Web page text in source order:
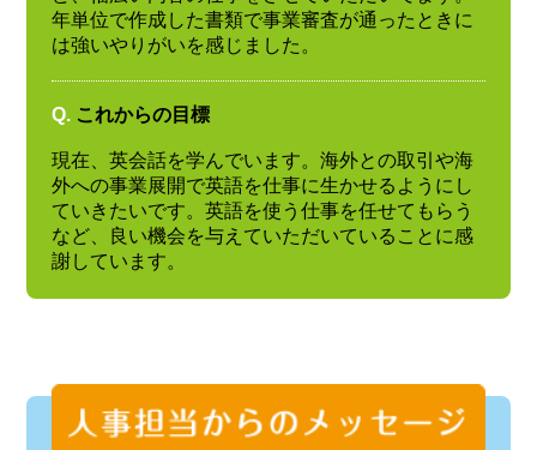
年単位で作成した書類で事業審査が通ったときに
は強いやりがいを感じました。
Q. これからの目標
現在、英会話を学んでいます。海外との取引や海
外への事業展開で英語を仕事に生かせるようにし
ていきたいです。英語を使う仕事を任せてもらう
など、良い機会を与えていただいていることに感
謝しています。